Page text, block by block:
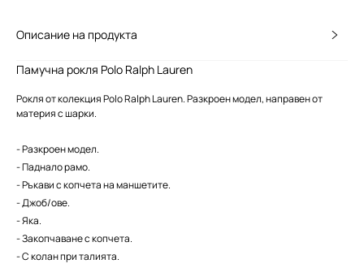
Описание на продукта
Памучна рокля Polo Ralph Lauren
Рокля от колекция Polo Ralph Lauren. Разкроен модел, направен от
материя с шарки.
- Разкроен модел.
- Паднало рамо.
- Ръкави с копчета на маншетите.
- Джоб/ове.
- Яка.
- Закопчаване с копчета.
- С колан при талията.